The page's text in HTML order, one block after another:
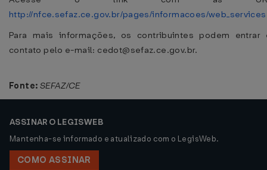
http://nfce.sefaz.ce.gov.br/pages/informacoes/
Para mais informações, os contribuintes podem entrar
contato pelo e-mail: cedot@sefaz.ce.gov.br.
Fonte: SEFAZ/CE
ASSINAR O LEGISWEB
Mantenha-se informado e atualizado com o LegisWeb.
COMO ASSINAR